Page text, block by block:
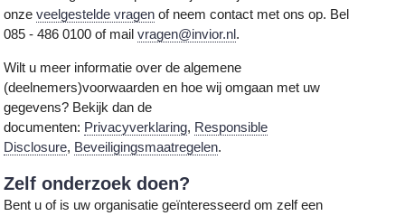
onzeveelgestelde vragen of neem contact met ons op. Bel
085 - 486 0100 of mailvragen@invior.nl .
Wilt u meer informatie over de algemene
(deelnemers)voorwaarden en hoe wij omgaan met uw
gegevens? Bekijk dan de
documenten: Privacyverklaring, Responsible
Disclosure, Beveiligingsmaatregelen.
Zelf onderzoek doen?
Bent u of is uw organisatie geïnteresseerd om zelf een